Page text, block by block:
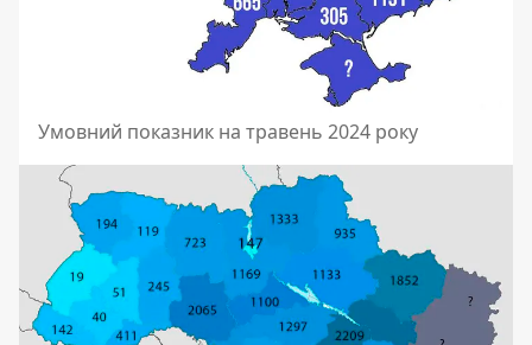
Умовний показник на травень 2024 року